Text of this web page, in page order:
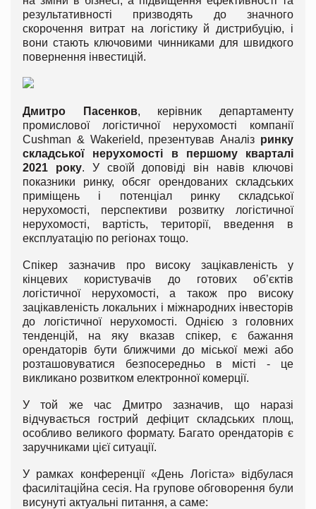
результативності призводять до значного
скорочення витрат на логістику й дистрибуцію, і
вони стають ключовими чинниками для швидкого
повернення інвестицій.
Дмитро Пасенков, керівник департаменту
промислової логістичної нерухомості компанії
Cushman & Wakerield, презентував Аналіз ринку
складської нерухомості в першому кварталі
2021 року. У своїй доповіді він навів ключові
показники ринку, обсяг орендованих складських
приміщень і потенціал ринку складської
нерухомості, перспективи розвитку логістичної
нерухомості, вартість, території, введення в
експлуатацію по регіонах тощо.
Спікер зазначив про високу зацікавленість у
кінцевих користувачів до готових об’єктів
логістичної нерухомості, а також про високу
зацікавленість локальних і міжнародних інвесторів
до логістичної нерухомості. Однією з головних
тенденцій, на яку вказав спікер, є бажання
орендаторів бути ближчими до міської межі або
розташовуватися безпосередньо в місті - це
викликано розвитком електронної комерції.
У той же час Дмитро зазначив, що наразі
відчувається гострий дефіцит складських площ,
особливо великого формату. Багато орендаторів є
заручниками цієї ситуації.
У рамках конференції «День Логіста» відбулася
фасилітаційна сесія. На групове обговорення були
висунуті актуальні питання, а саме: